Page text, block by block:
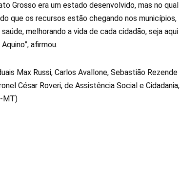
Grosso era um estado desenvolvido, mas no qual
que os recursos estão chegando nos municípios,
melhorando a vida de cada cidadão, seja aqui
afirmou.
Max Russi, Carlos Avallone, Sebastião Rezende
César Roveri, de Assistência Social e Cidadania,
MT)